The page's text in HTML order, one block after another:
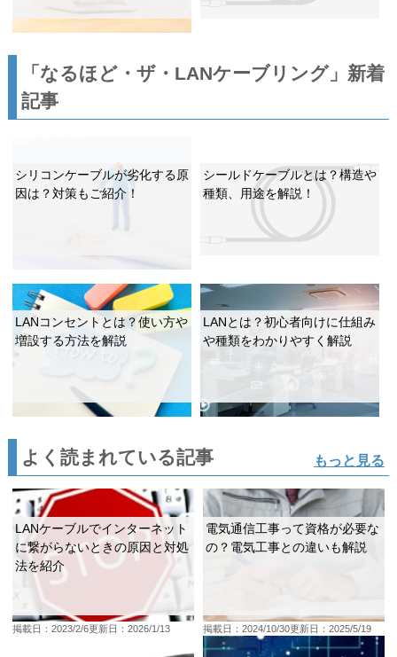
「なるほど・ザ・LANケーブリング」新着
記事
シリコンケーブルが劣化する原
因は？対策もご紹介！
シールドケーブルとは？構造や
種類、用途を解説！
LANコンセントとは？使い方や
増設する方法を解説
LANとは？初心者向けに仕組み
や種類をわかりやすく解説
よく読まれている記事 もっと見る
LANケーブルでインターネット
に繋がらないときの原因と対処
法を紹介
掲載日：2023/2/6更新日：2026/1/13
電気通信工事って資格が必要な
の？電気工事との違いも解説
掲載日：2024/10/30更新日：2025/5/19